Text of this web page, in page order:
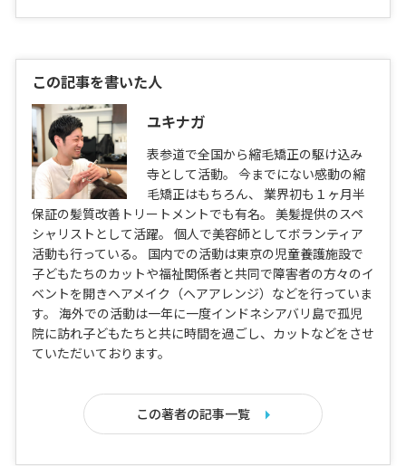
この記事を書いた人
ユキナガ
表参道で全国から縮毛矯正の駆け込み
寺として活動。 今までにない感動の縮
毛矯正はもちろん、 業界初も１ヶ月半
保証の髪質改善トリートメントでも有名。 美髪提供のスペ
シャリストとして活躍。 個人で美容師としてボランティア
活動も行っている。 国内での活動は東京の児童養護施設で
子どもたちのカットや福祉関係者と共同で障害者の方々のイ
ベントを開きヘアメイク（ヘアアレンジ）などを行っていま
す。 海外での活動は一年に一度インドネシアバリ島で孤児
院に訪れ子どもたちと共に時間を過ごし、カットなどをさせ
ていただいております。
この著者の記事一覧